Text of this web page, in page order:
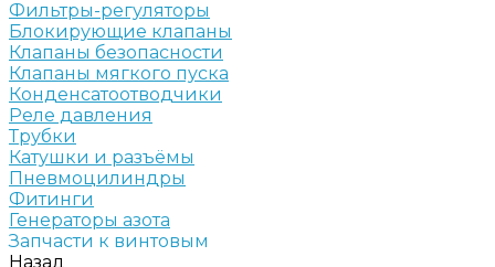
Фильтры-регуляторы
Блокирующие клапаны
Клапаны безопасности
Клапаны мягкого пуска
Конденсатоотводчики
Реле давления
Трубки
Катушки и разъёмы
Пневмоцилиндры
Фитинги
Генераторы азота
Запчасти к винтовым
Назад